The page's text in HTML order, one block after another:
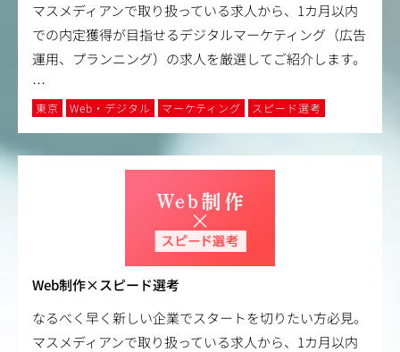
マスメディアンで取り扱っている求人から、1カ月以内
での内定獲得が目指せるデジタルマーケティング（広告
運用、プランニング）の求人を厳選してご紹介します。
…
東京 Web・デジタル マーケティング スピード選考
Web制作×スピード選考
なるべく早く新しい企業でスタートを切りたい方必見。
マスメディアンで取り扱っている求人から、1カ月以内